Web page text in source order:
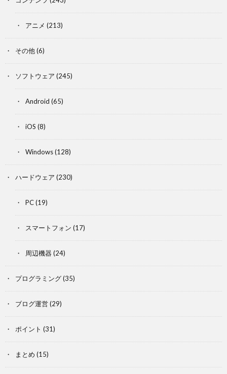
アニメ (213)
その他(6)
ソフトウェア (245)
Android (65)
iOS (8)
Windows(128)
ハードウェア (230)
PC(19)
スマートフォン (17)
周辺機器 (24)
プログラミング(35)
ブログ運営(29)
ポイント (31)
まとめ (15)